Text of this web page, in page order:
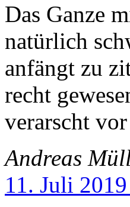
Das Ganze
natürlich
anfängt zu
recht
verarscht
Andreas
11. Juli